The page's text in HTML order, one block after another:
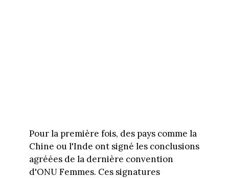
Pour la première fois, des pays comme la
Chine ou l'Inde ont signé les conclusions
agréées de la dernière convention
d'ONU Femmes. Ces signatures